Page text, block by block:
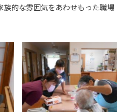
族的な雰囲気をあわせもった職場